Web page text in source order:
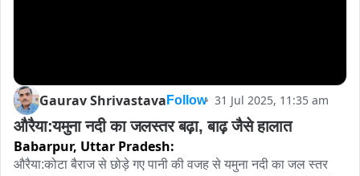
Gaurav Shrivastava Follow 31 Jul 2025, 11:35 am
औरैया:यमुना नदी का जलस्तर बढ़ा, बाढ़ जैसे हालात
Babarpur, Uttar Pradesh:
औरैया:कोटा बैराज से छोड़े गए पानी की वजह से यमुना नदी का जल स्तर